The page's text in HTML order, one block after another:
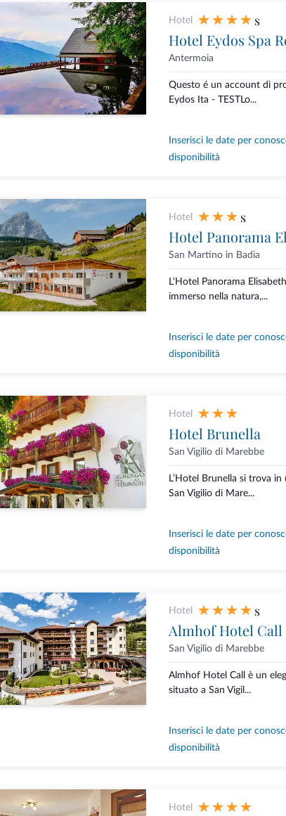
Hotel s
Hotel Eydos Spa
Antermoia
Questo é un account di
Eydos Ita - TESTLo...
Inserisci le date per
disponibilità
Hotel s
Hotel Panorama
San Martino in Badia
L'Hotel Panorama
immerso nella natura,...
Inserisci le date per
disponibilità
Hotel
Hotel Brunella
San Vigilio di Marebbe
L’Hotel Brunella si trova
San Vigilio di Mare...
Inserisci le date per
disponibilità
Hotel s
Almhof Hotel Call
San Vigilio di Marebbe
Almhof Hotel Call è un
situato a San Vigil...
Inserisci le date per
disponibilità
Hotel